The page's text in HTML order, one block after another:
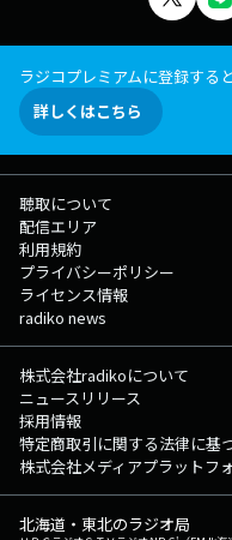
ラジコプレミアムに登録する
詳しくはこちら
聴取について
配信エリア
利用規約
プライバシーポリシー
ライセンス情報
radiko news
株式会社radikoについて
ニュースリリース
採用情報
特定商取引に関する法律に基
株式会社メディアプラットフ
北海道・東北のラジオ局